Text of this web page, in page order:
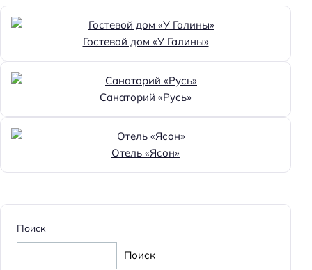
Гостевой дом «У Галины»
Санаторий «Русь»
Отель «Ясон»
Поиск
Поиск